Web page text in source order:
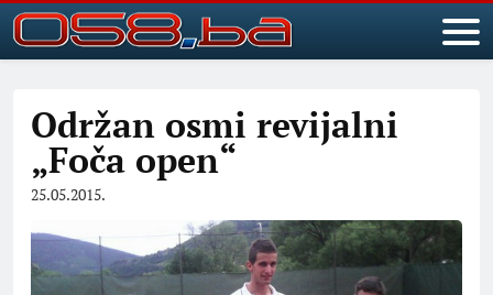
Održan osmi revijalni
„Foča open“
25.05.2015.